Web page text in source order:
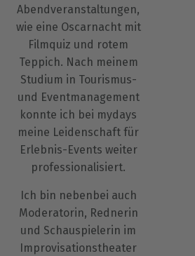
Abendveranstaltungen,
wie eine Oscarnacht mit
Filmquiz und rotem
Teppich. Nach meinem
Studium in Tourismus-
und Eventmanagement
konnte ich bei mydays
meine Leidenschaft für
Erlebnis-Events weiter
professionalisiert.
Ich bin nebenbei auch
Moderatorin, Rednerin
und Schauspielerin im
Improvisationstheater